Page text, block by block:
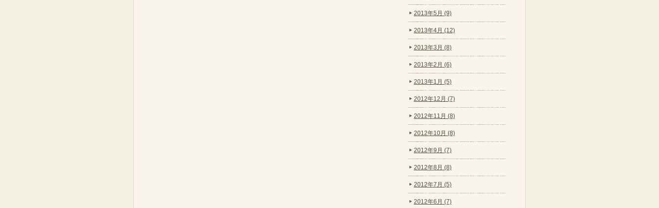
2013年5月 (9)
2013年4月 (12)
2013年3月 (8)
2013年2月 (6)
2013年1月 (5)
2012年12月 (7)
2012年11月 (8)
2012年10月 (8)
2012年9月 (7)
2012年8月 (8)
2012年7月 (5)
2012年6月 (7)